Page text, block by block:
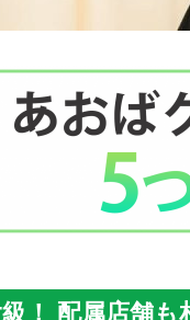
！ 配属店舗も